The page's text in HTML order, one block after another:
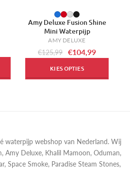
Amy Deluxe Fusion Shine
Mini Waterpijp
AMY DELUXE
€125,99 €104,99
KIES OPTIES
waterpijp webshop van Nederland. Wij
Amy Deluxe, Khalil Mamoon, Oduman,
Space Smoke, Paradise Steam Stones,